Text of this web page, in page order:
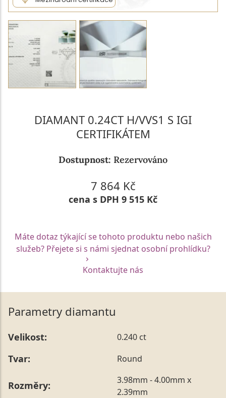
DIAMANT 0.24CT H/VVS1 S IGI
CERTIFIKÁTEM
Dostupnost: Rezervováno
7 864 Kč
cena s DPH 9 515 Kč
Máte dotaz týkající se tohoto produktu nebo našich
služeb? Přejete si s námi sjednat osobní prohlídku?
Kontaktujte nás
Parametry diamantu
Velikost: 0.240 ct
Tvar: Round
Rozměry:
3.98mm - 4.00mm x
2.39mm